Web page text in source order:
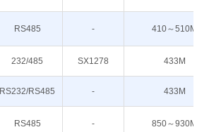
RS485 - 410～510M
232/485 SX1278 433M
RS232/RS485 - 433M
RS485 - 850～930M